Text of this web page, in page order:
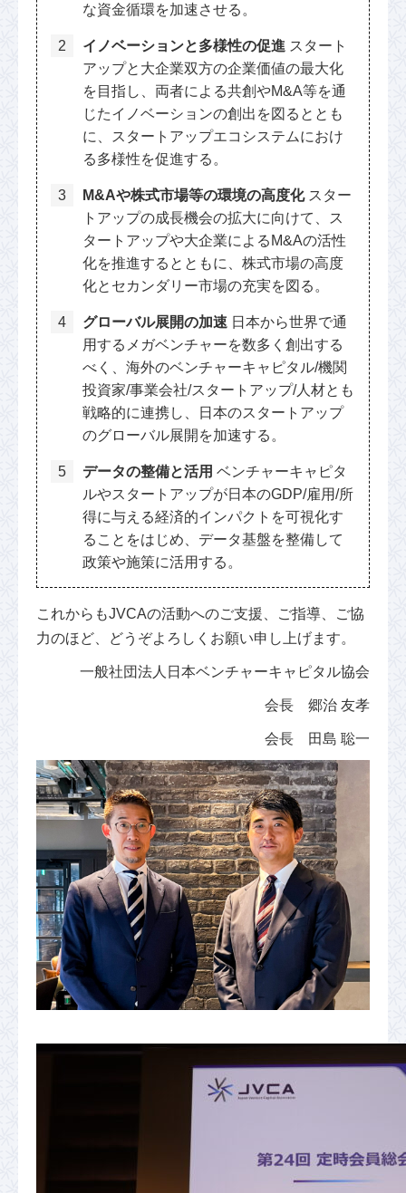
な資金循環を加速させる。
イノベーションと多様性の促進 スタート
アップと大企業双方の企業価値の最大化
を目指し、両者による共創やM&A等を通
じたイノベーションの創出を図るととも
に、スタートアップエコシステムにおけ
る多様性を促進する。
M&Aや株式市場等の環境の高度化スター
トアップの成長機会の拡大に向けて、ス
タートアップや大企業によるM&Aの活性
化を推進するとともに、株式市場の高度
化とセカンダリー市場の充実を図る。
グローバル展開の加速 日本から世界で通
用するメガベンチャーを数多く創出する
べく、海外のベンチャーキャピタル/機関
投資家/事業会社/スタートアップ/人材とも
戦略的に連携し、日本のスタートアップ
のグローバル展開を加速する。
データの整備と活用 ベンチャーキャピタ
ルやスタートアップが日本のGDP/雇用/所
得に与える経済的インパクトを可視化す
ることをはじめ、データ基盤を整備して
政策や施策に活用する。
これからもJVCAの活動へのご支援、ご指導、ご協
力のほど、どうぞよろしくお願い申し上げます。
一般社団法人日本ベンチャーキャピタル協会
会長 郷治 友孝
会長 田島 聡一